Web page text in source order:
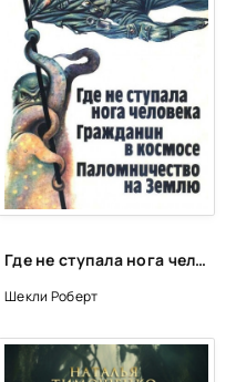
Где не ступала нога человека - Роберт Шекли
Шекли Роберт